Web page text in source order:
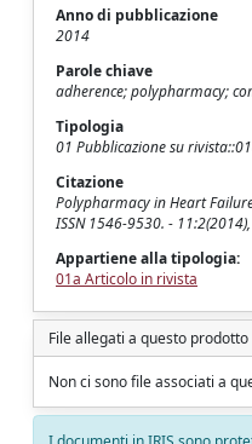
Anno di pubblicazione
2014
Parole chiave
adherence; polypharmacy;
Tipologia
01 Pubblicazione su
Citazione
Polypharmacy in Heart Failure
ISSN 1546-9530. -
Appartiene alla tipologia:
01a Articolo in rivista
File allegati a questo prodotto
Non ci sono file associati a